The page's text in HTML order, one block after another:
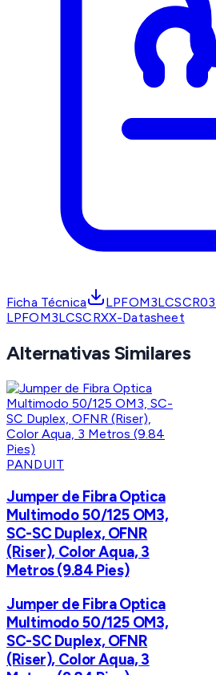
Ficha Técnica
LPFOM3LCSCRXX-Datasheet
Alternativas Similares
PANDUIT
Jumper de Fibra Optica
Multimodo 50/125 OM3,
SC-SC Duplex, OFNR
(Riser), Color Aqua, 3
Metros (9.84 Pies)
Jumper de Fibra Optica
Multimodo 50/125 OM3,
SC-SC Duplex, OFNR
(Riser), Color Aqua, 3